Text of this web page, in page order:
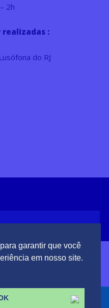
2h
realizadas :
do RJ
Todos os direitos
garantir que você
em nosso site.